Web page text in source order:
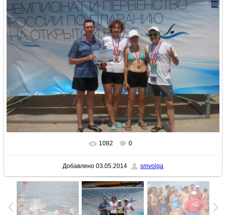
В реальном размере 1600x1200
1082 0
Добавлено 03.05.2014 smvolga